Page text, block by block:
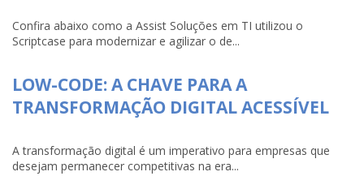
Confira abaixo como a Assist Soluções em TI utilizou o
Scriptcase para modernizar e agilizar o de...
LOW-CODE: A CHAVE PARA A
TRANSFORMAÇÃO DIGITAL ACESSÍVEL
A transformação digital é um imperativo para empresas que
desejam permanecer competitivas na era...